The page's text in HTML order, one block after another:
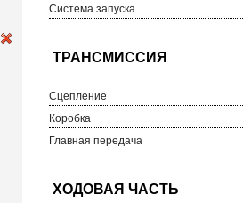
Система запуска
Сцепление
Коробка
Главная передача